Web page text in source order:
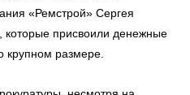
«Ремстрой» Сергея
которые присвоили денежные
крупном размере.